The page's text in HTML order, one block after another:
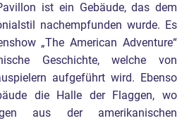
ist ein Gebäude, das dem
nachempfunden wurde. Es
„The American Adventure“
Geschichte, welche von
aufgeführt wird. Ebenso
die Halle der Flaggen, wo
aus der amerikanischen